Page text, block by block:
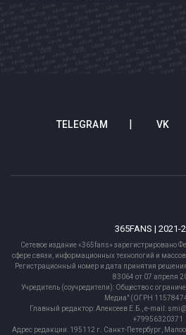
TELEGRAM VK
365FANS | 2021-
Сетевое издание «365fans» зарегистрировано
сфере связи, информационных технологий и
Регистрационный номер и дата принятия
83064 от 07 апреля
Учредитель (соучредители): Общество с
Медиа" (ОГРН
Главный редактор: Алексеев Е.Б., e-mail:
+79956320371
Адрес редакции: 195112 г. Санкт-Петербург,